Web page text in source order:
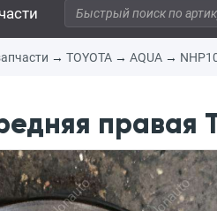
→ TOYOTA → AQUA →
правая